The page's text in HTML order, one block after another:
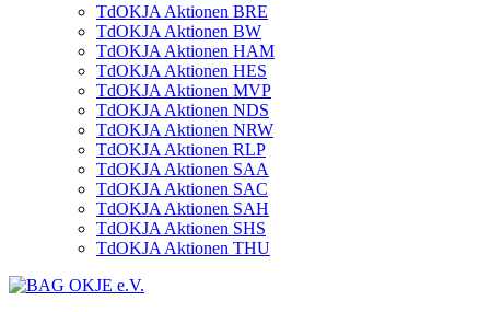
TdOKJA Aktionen BRE
TdOKJA Aktionen BW
TdOKJA Aktionen HAM
TdOKJA Aktionen HES
TdOKJA Aktionen MVP
TdOKJA Aktionen NDS
TdOKJA Aktionen NRW
TdOKJA Aktionen RLP
TdOKJA Aktionen SAA
TdOKJA Aktionen SAC
TdOKJA Aktionen SAH
TdOKJA Aktionen SHS
TdOKJA Aktionen THU